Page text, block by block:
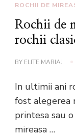
ROCHII DE
Rochii de
rochii
BY ELITE MARIAJ
In ultimii ani
fost alegerea
printesa sau
mireasa …